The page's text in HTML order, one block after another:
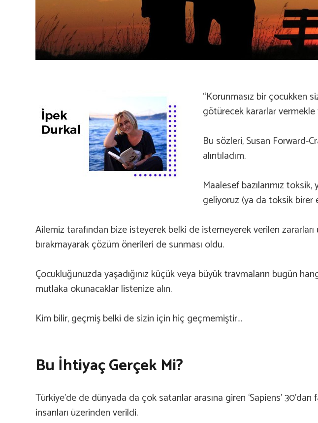
“Korunmasız bir çocukken
götürecek kararlar vermekle
Bu sözleri, Susan Forward-
alıntıladım.
Maalesef bazılarımız
geliyoruz (ya da toksik birer
Ailemiz tarafından bize isteyerek belki de istemeyerek verilen
bırakmayarak çözüm önerileri de sunması oldu.
Çocukluğunuzda yaşadığınız küçük veya büyük travmaların bugün
mutlaka okunacaklar listenize alın.
Kim bilir, geçmiş belki de sizin için hiç geçmemiştir…
Bu İhtiyaç Gerçek Mi?
Türkiye’de de dünyada da çok satanlar arasına giren ‘Sapiens’
insanları üzerinden verildi.